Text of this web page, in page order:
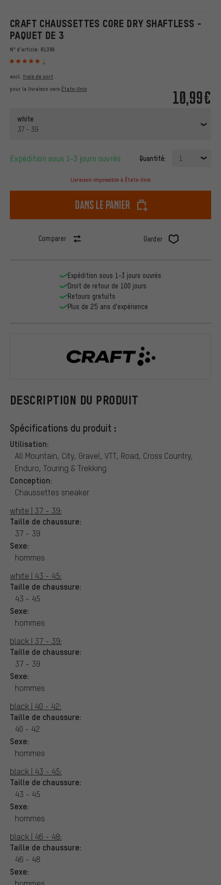
CRAFT CHAUSSETTES CORE DRY SHAFTLESS -
PAQUET DE 3
N° d'article: 81399
1
10,99€
excl. frais de port
pour la livraison vers États-Unis
white
37 - 39
Expédition sous 1-3 jours ouvrés Quantité: 1
Livraison impossible à États-Unis
dans le panier
Comparer Garder
DESCRIPTION DU PRODUIT
Spécifications du produit :
Utilisation:
All Mountain, City, Gravel, VTT, Road, Cross Country,
Enduro, Touring & Trekking
Conception:
Chaussettes sneaker
white | 37 - 39:
Taille de chaussure:
37 - 39
Sexe:
hommes
white | 43 - 45:
Taille de chaussure:
43 - 45
Sexe:
hommes
black | 37 - 39:
Taille de chaussure:
37 - 39
Sexe:
hommes
black | 40 - 42:
Taille de chaussure:
40 - 42
Sexe:
hommes
black | 43 - 45:
Taille de chaussure:
43 - 45
Sexe:
hommes
black | 46 - 48:
Taille de chaussure:
46 - 48
Sexe:
Expédition sous 1-3 jours ouvrés
Droit de retour de 100 jours
Retours gratuits
Plus de 25 ans d'expérience
Craft